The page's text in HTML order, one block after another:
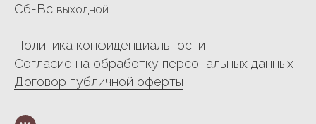
Сб-Вс выходной
Политика конфиденциальности
Согласие на обработку персональных данных
Договор публичной оферты